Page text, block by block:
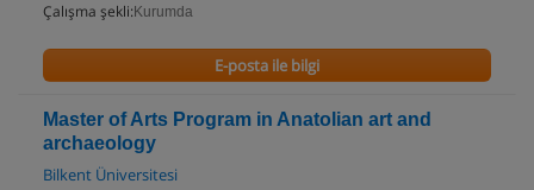
Çalışma şekli: Kurumda
E-posta ile bilgi
Master of Arts Program in Anatolian art and
archaeology
Bilkent Üniversitesi